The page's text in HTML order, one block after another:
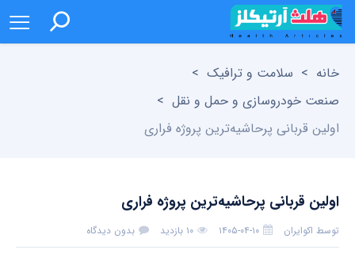
خانه > سلامت و ترافیک >
صنعت خودروسازی و حمل و نقل >
اولین قربانی پرحاشیه‌ترین پروژه فراری
اولین قربانی پرحاشیه‌ترین پروژه فراری
توسط اکوایران ۱۴۰۵-۰۴-۱۰ ۱۰ بازدید بدون دیدگاه